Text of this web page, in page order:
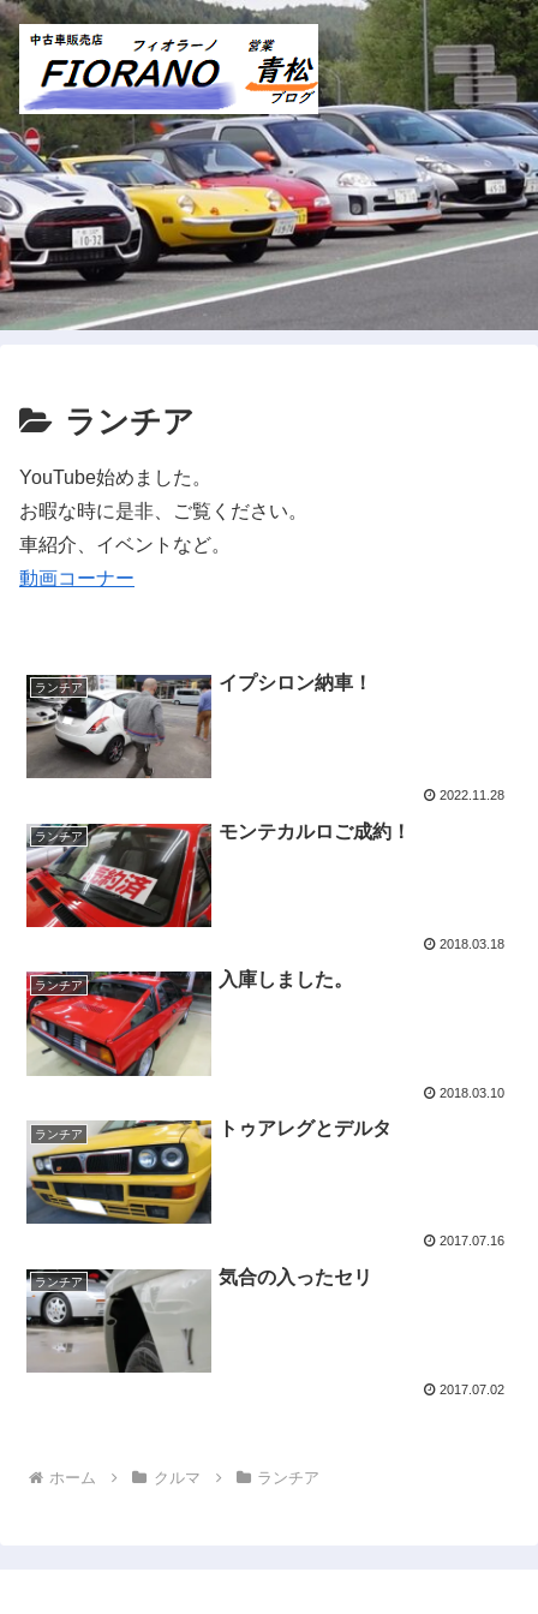
ランチア
YouTube始めました。
お暇な時に是非、ご覧ください。
車紹介、イベントなど。
動画コーナー
ランチア イプシロン納車！
2022.11.28
ランチア モンテカルロご成約！
2018.03.18
ランチア 入庫しました。
2018.03.10
ランチア トゥアレグとデルタ
2017.07.16
ランチア 気合の入ったセリ
2017.07.02
ホーム クルマ ランチア